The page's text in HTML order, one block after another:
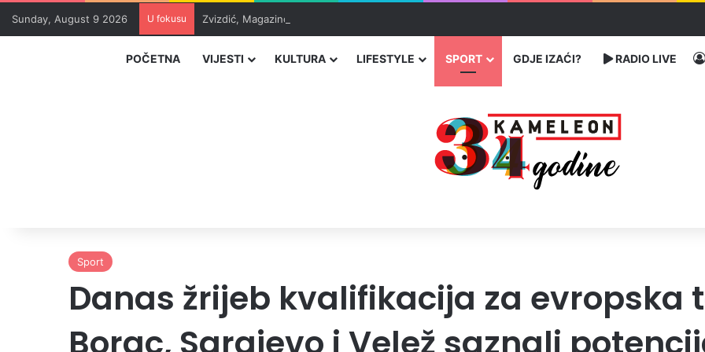
Sunday, August 9 2026 U fokusu Zvizdić, Magazinović i Kojović traže poseban status za Memorijalni centar Srebrenica
POČETNA VIJESTI KULTURA LIFESTYLE SPORT GDJE IZAĆI? RADIO LIVE
Sport
Danas žrijeb kvalifikacija za evropska
Borac, Sarajevo i Velež saznali